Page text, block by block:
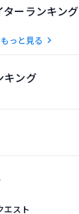
ーランキング
もっと見る chevron_right
キング
エスト